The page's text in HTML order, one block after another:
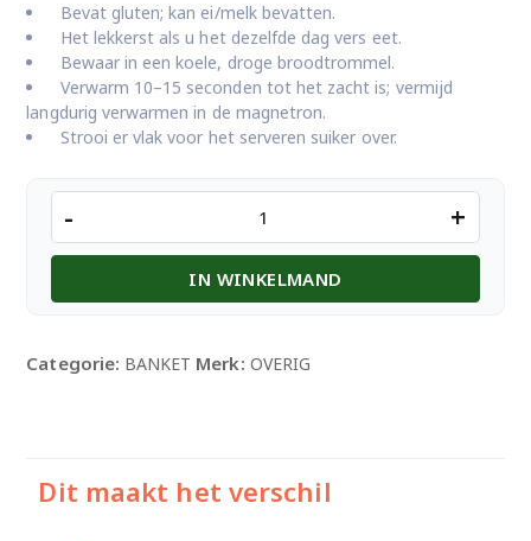
Bevat gluten; kan ei/melk bevatten.
Het lekkerst als u het dezelfde dag vers eet.
Bewaar in een koele, droge broodtrommel.
Verwarm 10–15 seconden tot het zacht is; vermijd
langdurig verwarmen in de magnetron.
Strooi er vlak voor het serveren suiker over.
Bol
aantal
- +
IN WINKELMAND
Categorie: BANKET Merk: OVERIG
Dit maakt het verschil